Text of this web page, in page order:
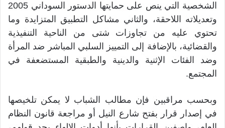
الشخصية التي ينص على حمايتها الدستور السوداني 2005
وتعديلاته اللاحقة، والثاني مشاكل التطبيق المتزايدة وما
تحتوي عليه من تجاوزات شتى من الناحية التنفيذية
والقضائية، بالإضافة إلى التمييز السلبي المباشر ضد المرأة
وضد الفئات الإثنية والدينية والطبقية المستضعفة في
المجتمع.
وبحسب مراقبين فإن مطالب الشباب لا يمكن تلخيصها
في إصدار قرار بفتح شارع النيل أو مراجعة قانون النظام